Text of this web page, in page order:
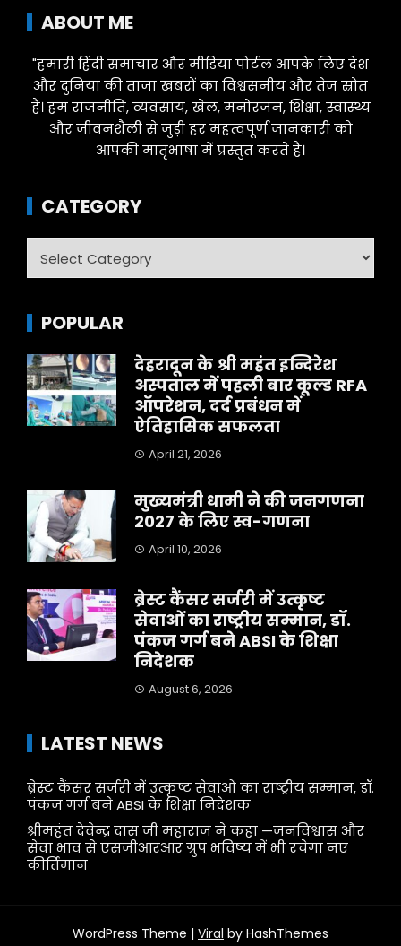
ABOUT ME
"हमारी हिंदी समाचार और मीडिया पोर्टल आपके लिए देश
और दुनिया की ताज़ा खबरों का विश्वसनीय और तेज़ स्रोत
है। हम राजनीति, व्यवसाय, खेल, मनोरंजन, शिक्षा, स्वास्थ्य
और जीवनशैली से जुड़ी हर महत्वपूर्ण जानकारी को
आपकी मातृभाषा में प्रस्तुत करते हैं।
CATEGORY
POPULAR
देहरादून के श्री महंत इन्दिरेश
अस्पताल में पहली बार कूल्ड RFA
ऑपरेशन, दर्द प्रबंधन में
ऐतिहासिक सफलता
April 21, 2026
मुख्यमंत्री धामी ने की जनगणना
2027 के लिए स्व-गणना
April 10, 2026
ब्रेस्ट कैंसर सर्जरी में उत्कृष्ट
सेवाओं का राष्ट्रीय सम्मान, डॉ.
पंकज गर्ग बने ABSI के शिक्षा
निदेशक
August 6, 2026
LATEST NEWS
ब्रेस्ट कैंसर सर्जरी में उत्कृष्ट सेवाओं का राष्ट्रीय सम्मान, डॉ.
पंकज गर्ग बने ABSI के शिक्षा निदेशक
श्रीमहंत देवेन्द्र दास जी महाराज ने कहा —जनविश्वास और
सेवा भाव से एसजीआरआर ग्रुप भविष्य में भी रचेगा नए
कीर्तिमान
WordPress Theme | Viral by HashThemes